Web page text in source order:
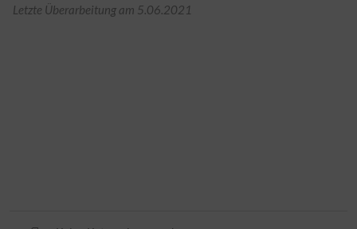
Letzte Überarbeitung am 5.06.2021